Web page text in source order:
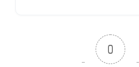
0